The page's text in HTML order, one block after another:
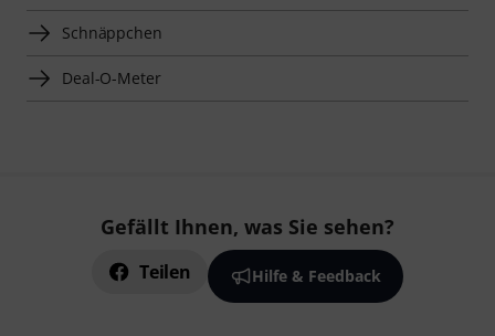
Schnäppchen
Deal-O-Meter
Gefällt Ihnen, was Sie sehen?
Teilen Hilfe & Feedback